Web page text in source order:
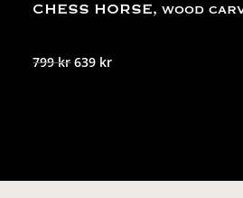
CHESS HORSE, wood
799krDet
639 krDet